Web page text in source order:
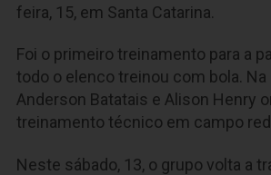
feira, 15, em Santa Catarina.
Foi o primeiro treinamento para a
todo o elenco treinou com bola. Na
Anderson Batatais e Alison Henry
treinamento técnico em campo
Neste sábado, 13, o grupo volta a